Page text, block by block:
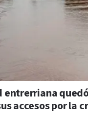
entrerriana
accesos por la